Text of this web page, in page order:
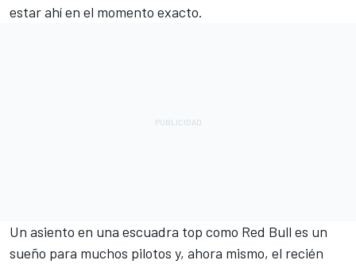
estar ahí en el momento exacto.
Un asiento en una escuadra top como Red Bull es un
sueño para muchos pilotos y, ahora mismo, el recién